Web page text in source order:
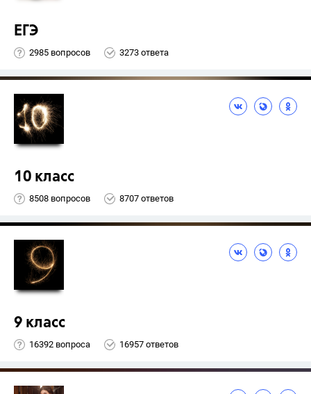
ЕГЭ
2985 вопросов 3273 ответа
10 класс
8508 вопросов 8707 ответов
9 класс
16392 вопроса 16957 ответов